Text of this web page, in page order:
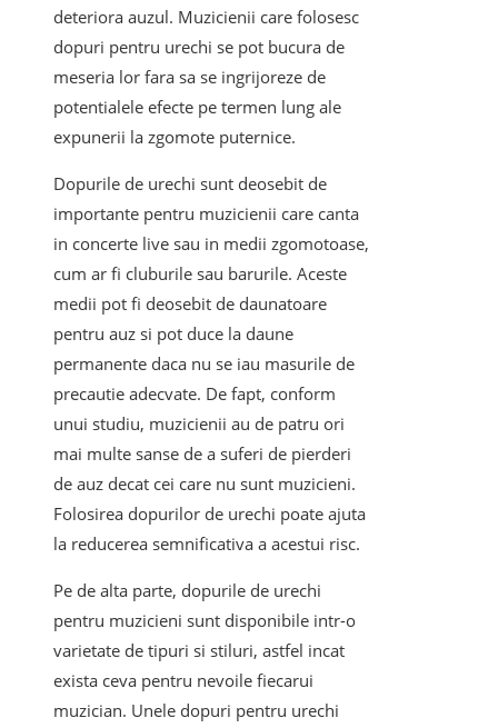
deteriora auzul. Muzicienii care folosesc
dopuri pentru urechi se pot bucura de
meseria lor fara sa se ingrijoreze de
potentialele efecte pe termen lung ale
expunerii la zgomote puternice.
Dopurile de urechi sunt deosebit de
importante pentru muzicienii care canta
in concerte live sau in medii zgomotoase,
cum ar fi cluburile sau barurile. Aceste
medii pot fi deosebit de daunatoare
pentru auz si pot duce la daune
permanente daca nu se iau masurile de
precautie adecvate. De fapt, conform
unui studiu, muzicienii au de patru ori
mai multe sanse de a suferi de pierderi
de auz decat cei care nu sunt muzicieni.
Folosirea dopurilor de urechi poate ajuta
la reducerea semnificativa a acestui risc.
Pe de alta parte, dopurile de urechi
pentru muzicieni sunt disponibile intr-o
varietate de tipuri si stiluri, astfel incat
exista ceva pentru nevoile fiecarui
muzician. Unele dopuri pentru urechi